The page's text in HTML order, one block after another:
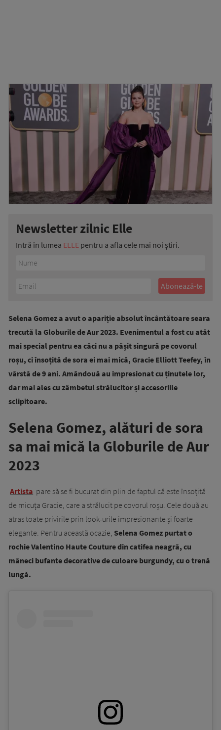
Newsletter zilnic Elle
Intră în lumea ELLE pentru a afla cele mai noi știri.
Selena Gomez a avut o apariție absolut încântătoare seara
trecută la Globurile de Aur 2023. Evenimentul a fost cu atât
mai special pentru ea căci nu a pășit singură pe covorul
roșu, ci însoțită de sora ei mai mică, Gracie Elliott Teefey, în
vârstă de 9 ani. Amândouă au impresionat cu ținutele lor,
dar mai ales cu zâmbetul strălucitor și accesoriile
sclipitoare.
Selena Gomez, alături de sora
sa mai mică la Globurile de Aur
2023
Artista pare să se fi bucurat din plin de faptul că este însoțită
de micuța Gracie, care a strălucit pe covorul roșu. Cele două au
atras toate privirile prin look-urile impresionante și foarte
elegante. Pentru această ocazie, Selena Gomez purtat o
rochie Valentino Haute Couture din catifea neagră, cu
mâneci bufante decorative de culoare burgundy, cu o trenă
lungă.